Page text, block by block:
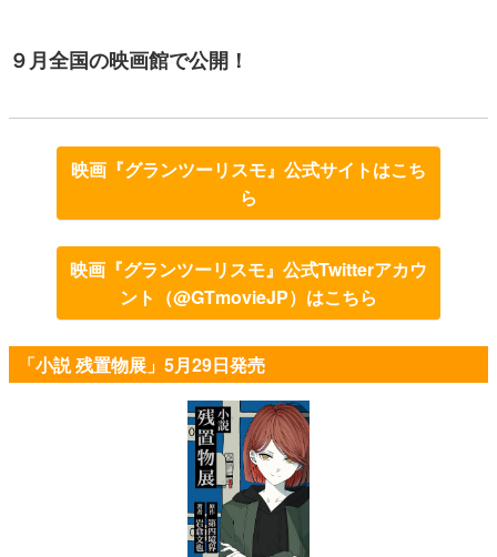
９月全国の映画館で公開！
映画『グランツーリスモ』公式サイトはこち
ら
映画『グランツーリスモ』公式Twitterアカウ
ント（@GTmovieJP）はこちら
「小説 残置物展」5月29日発売